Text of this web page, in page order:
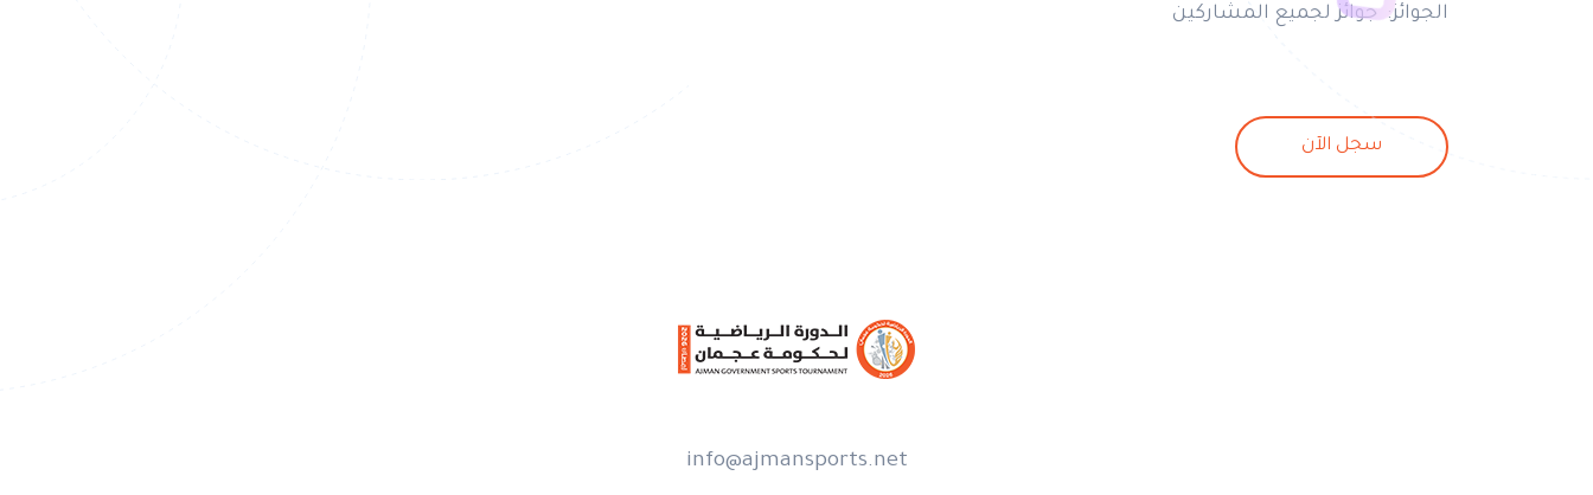
الجوائز: جوائز لجميع المشاركين
سجل الآن
info@ajmansports.net